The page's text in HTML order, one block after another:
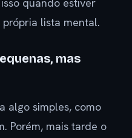
lista mental.
mas
algo simples, como
Porém, mais tarde o